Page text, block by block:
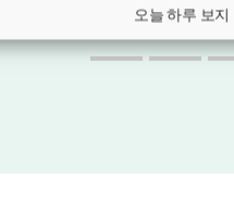
오늘 하루 보지